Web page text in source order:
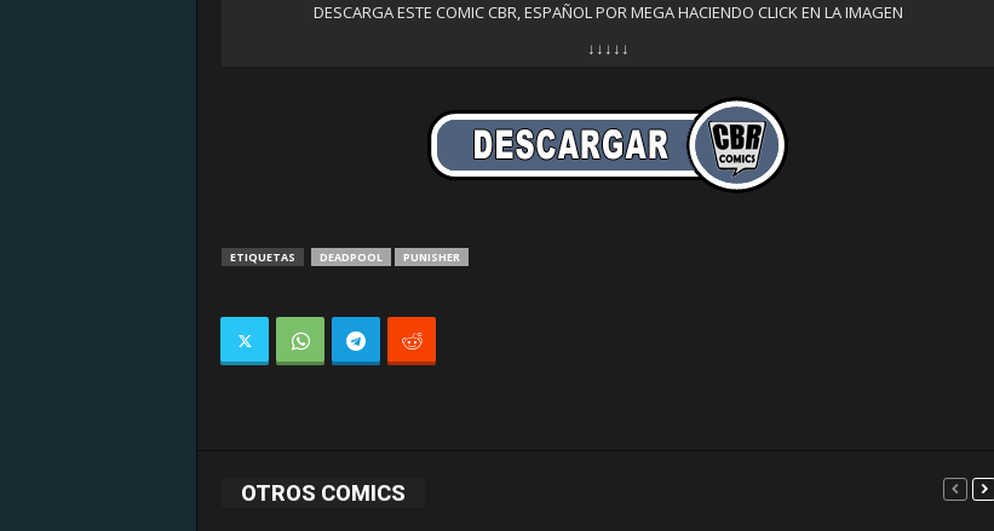
DESCARGA ESTE COMIC CBR, ESPAÑOL POR MEGA HACIENDO CLICK EN LA IMAGEN
↓↓↓↓↓
ETIQUETAS DEADPOOL PUNISHER
OTROS COMICS